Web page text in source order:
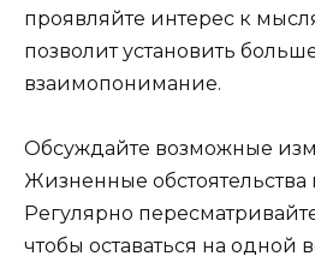
проявляйте интерес к
позволит установить
взаимопонимание.
Обсуждайте возможные
Жизненные обстоятельства
Регулярно
чтобы оставаться на одной